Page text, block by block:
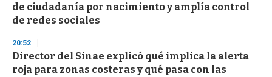
de ciudadanía por nacimiento y amplía control
de redes sociales
20:52
Director del Sinae explicó qué implica la alerta
roja para zonas costeras y qué pasa con las